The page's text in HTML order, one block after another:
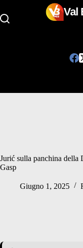
Val
Jurić sulla panchina della
Gasp
Giugno 1, 2025